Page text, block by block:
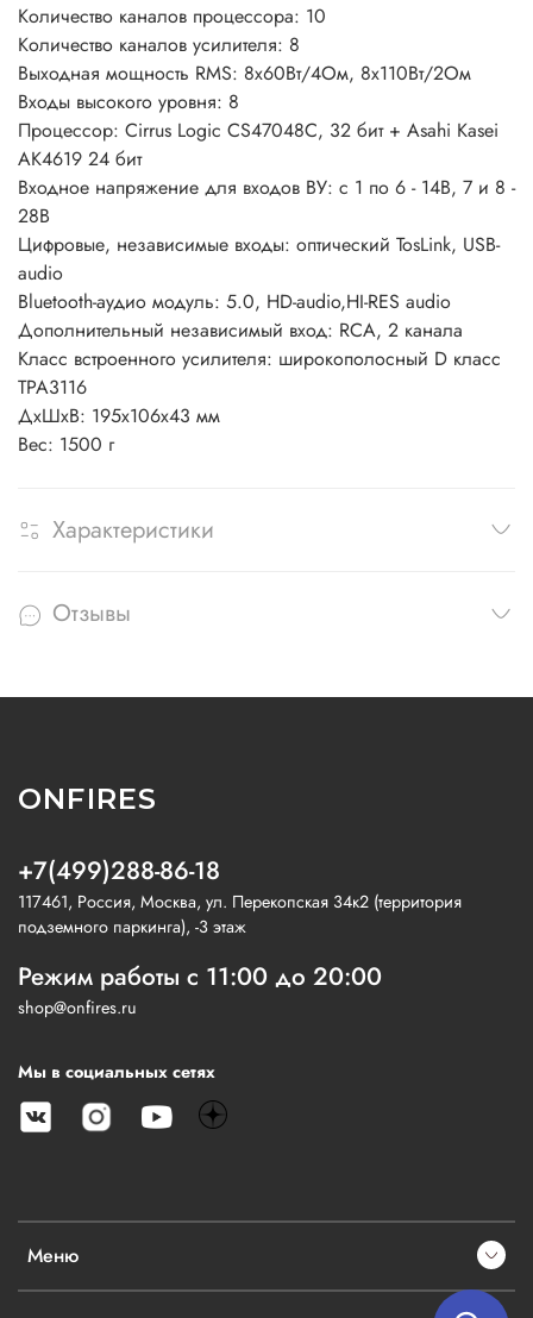
Количество каналов процессора: 10
Количество каналов усилителя: 8
Выходная мощность RMS: 8х60Вт/4Ом, 8х110Вт/2Ом
Входы высокого уровня: 8
Процессор: Cirrus Logic CS47048C, 32 бит + Asahi Kasei
AK4619 24 бит
Входное напряжение для входов ВУ: с 1 по 6 - 14В, 7 и 8 -
28В
Цифровые, независимые входы: оптический TosLink, USB-
audio
Bluetooth-аудио модуль: 5.0, HD-audio,HI-RES audio
Дополнительный независимый вход: RCA, 2 канала
Класс встроенного усилителя: широкополосный D класс
TPA3116
ДxШxВ: 195x106x43 мм
Вес: 1500 г
Характеристики
Отзывы
Меню
ONFIRES
+7(499)288-86-18
117461, Россия, Москва, ул. Перекопская 34к2 (территория
подземного паркинга), -3 этаж
Режим работы с 11:00 до 20:00
shop@onfires.ru
Мы в социальных сетях